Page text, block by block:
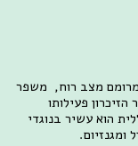
מצב רוח, משפר
פעילותו
הוא עשיר בנוגדי